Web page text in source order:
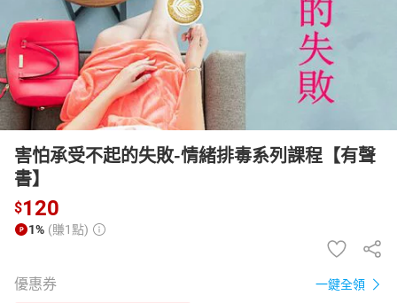
HOT
害怕承受不起的失敗-情緒排毒系列課程【有聲
書】
$120
1% (賺1點)
優惠券 一鍵全領